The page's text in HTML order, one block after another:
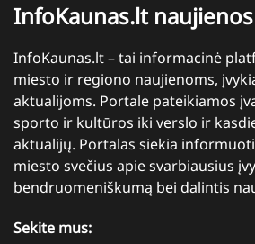
InfoKaunas.lt naujienos
InfoKaunas.lt – tai informacinė
miesto ir regiono naujienoms,
aktualijoms. Portale pateikiamos
sporto ir kultūros iki verslo ir
aktualijų. Portalas siekia
miesto svečius apie svarbiausius
bendruomeniškumą bei dalintis
Sekite mus: